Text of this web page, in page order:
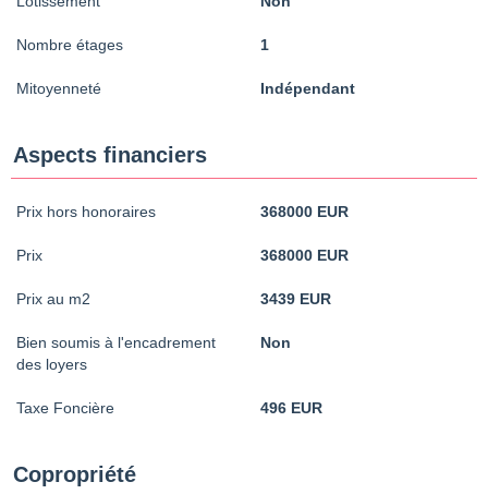
Nombre étages 1
Mitoyenneté Indépendant
Aspects financiers
Prix hors honoraires 368000 EUR
Prix 368000 EUR
Prix au m2 3439 EUR
Bien soumis à l'encadrement
des loyers
Non
Taxe Foncière 496 EUR
Copropriété